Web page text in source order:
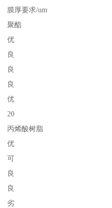
膜厚要求/um
聚酯
优
良
良
良
优
20
丙烯酸树脂
优
可
良
良
劣